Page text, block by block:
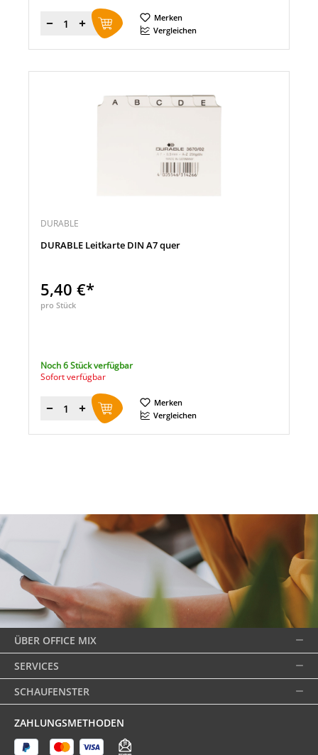
Menge
Merken
Vergleichen
DURABLE
DURABLE Leitkarte DIN A7 quer
5,40 €*
pro Stück
Noch 6 Stück verfügbar
Sofort verfügbar
Menge
Merken
Vergleichen
ÜBER OFFICE MIX
SERVICES
SCHAUFENSTER
ZAHLUNGSMETHODEN